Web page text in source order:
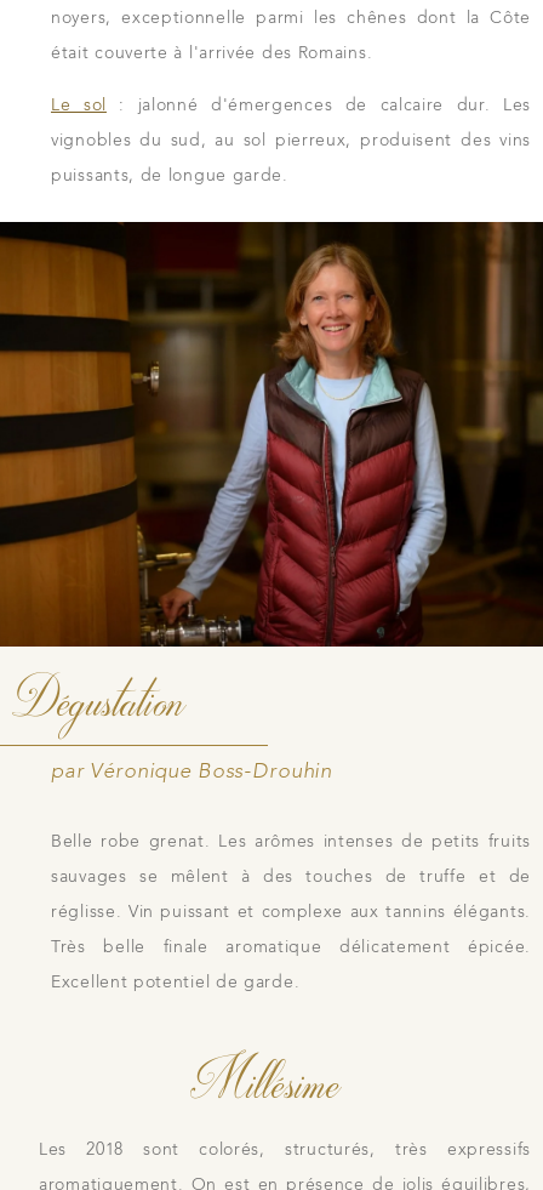
noyers, exceptionnelle parmi les chênes dont la Côte
était couverte à l'arrivée des Romains.
Le sol
: jalonné d'émergences de calcaire dur. Les
vignobles du sud, au sol pierreux, produisent des vins
puissants, de longue garde.
TÉLÉCHARGER LA FICHE
Dégustation
par Véronique Boss-Drouhin
Belle robe grenat. Les arômes intenses de petits fruits
sauvages se mêlent à des touches de truffe et de
réglisse. Vin puissant et complexe aux tannins élégants.
Très belle finale aromatique délicatement épicée.
Excellent potentiel de garde.
Millésime
Les 2018 sont colorés, structurés, très expressifs
aromatiquement. On est en présence de jolis équilibres,